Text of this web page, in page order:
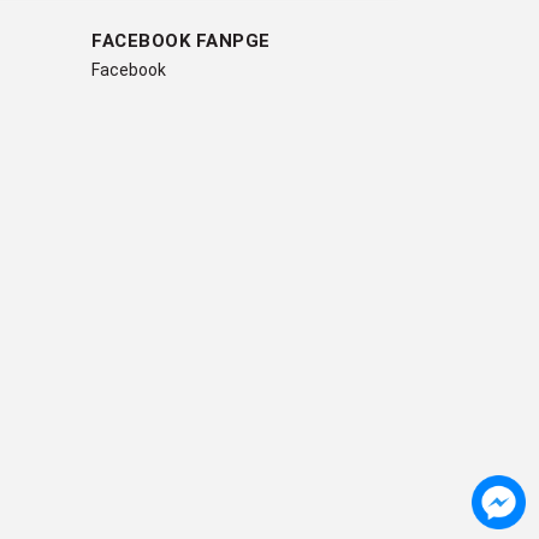
FACEBOOK FANPGE
Facebook